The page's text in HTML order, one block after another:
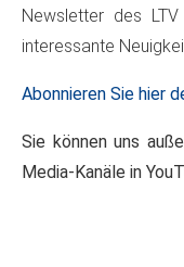
Newsletter des
interessante
Abonnieren Sie hier
Sie können uns
Media-Kanäle in